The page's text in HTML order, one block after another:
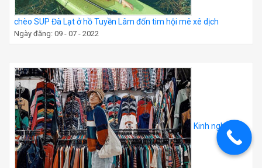
chèo SUP Đà Lạt ở hồ Tuyền Lâm đốn tim hội mê xê dịch
Ngày đăng: 09 - 07 - 2022
Kinh nghiệm